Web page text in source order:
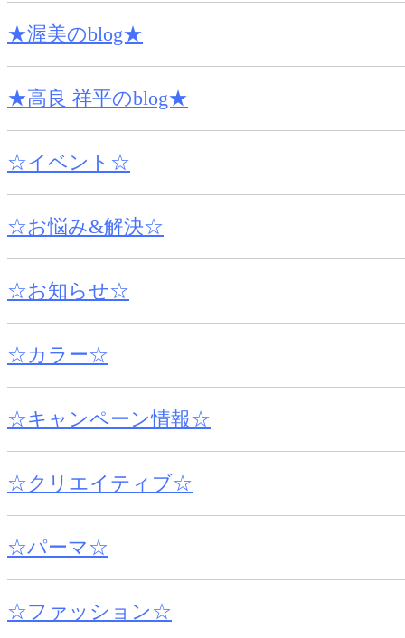
★渥美のblog★
★高良 祥平のblog★
☆イベント☆
☆お悩み&解決☆
☆お知らせ☆
☆カラー☆
☆キャンペーン情報☆
☆クリエイティブ☆
☆パーマ☆
☆ファッション☆